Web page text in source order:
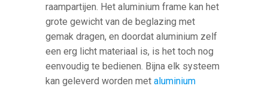
raampartijen. Het aluminium frame kan het
grote gewicht van de beglazing met
gemak dragen, en doordat aluminium zelf
een erg licht materiaal is, is het toch nog
eenvoudig te bedienen. Bijna elk systeem
kan geleverd worden metaluminium